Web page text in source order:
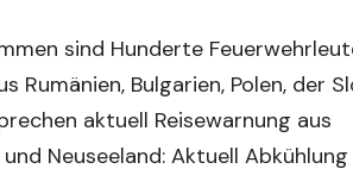
sind Hunderte
Rumänien, Bulgarien, Polen, der
aktuell Reisewarnung aus
Neuseeland: Aktuell